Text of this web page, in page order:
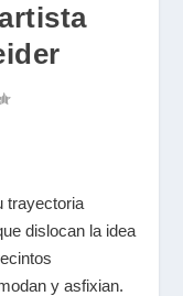
trayectoria
dislocan la idea
y asfixian.